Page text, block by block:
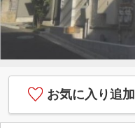
お気に入り追加